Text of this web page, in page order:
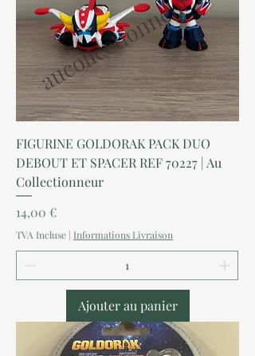
FIGURINE GOLDORAK PACK DUO
DEBOUT ET SPACER REF 70227 | Au
Collectionneur
Prix
14,00 €
TVA Incluse | Informations Livraison
Ajouter au panier